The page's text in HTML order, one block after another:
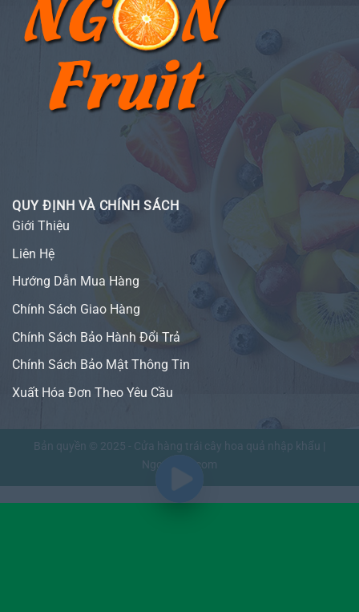
QUY ĐỊNH VÀ CHÍNH SÁCH
Giới Thiệu
Liên Hệ
Hướng Dẫn Mua Hàng
Chính Sách Giao Hàng
Chính Sách Bảo Hành Đổi Trả
Chính Sách Bảo Mật Thông Tin
Xuất Hóa Đơn Theo Yêu Cầu
Bản quyền © 2025 - Cửa hàng trái cây hoa quả nhập khẩu |
NgonFruit.com